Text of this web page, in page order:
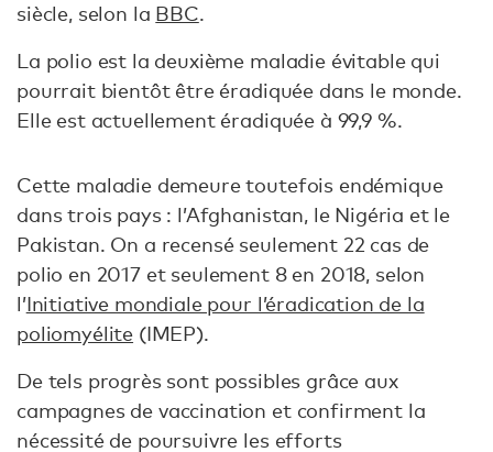
siècle, selon la BBC.
La polio est la deuxième maladie évitable qui
pourrait bientôt être éradiquée dans le monde.
Elle est actuellement éradiquée à 99,9 %.
Cette maladie demeure toutefois endémique
dans trois pays : l’Afghanistan, le Nigéria et le
Pakistan. On a recensé seulement 22 cas de
polio en 2017 et seulement 8 en 2018, selon
l’Initiative mondiale pour l’éradication de la
poliomyélite (IMEP).
De tels progrès sont possibles grâce aux
campagnes de vaccination et confirment la
nécessité de poursuivre les efforts